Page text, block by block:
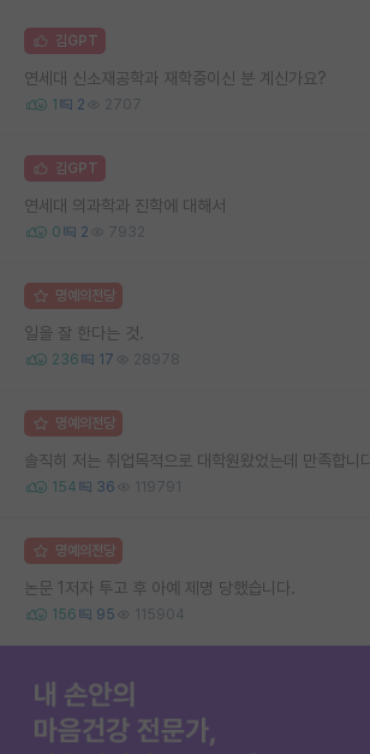
김GPT
연세대 신소재공학과 재학중이신 분 계신가요?
1 2 2707
김GPT
연세대 의과학과 진학에 대해서
0 2 7932
명예의전당
일을 잘 한다는 것.
236 17 28978
명예의전당
솔직히 저는 취업목적으로 대학원왔었는데 만족합니다
154 36 119791
명예의전당
논문 1저자 투고 후 아예 제명 당했습니다.
156 95 115904